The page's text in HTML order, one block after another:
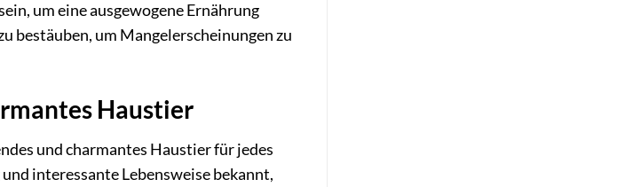
um eine ausgewogene Ernährung
bestäuben, um Mangelerscheinungen zu
Haustier
und charmantes Haustier für jedes
interessante Lebensweise bekannt,